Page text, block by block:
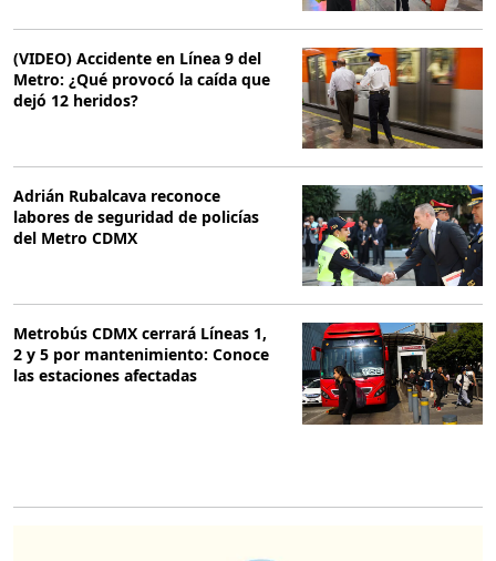
(VIDEO) Accidente en Línea 9 del
Metro: ¿Qué provocó la caída que
dejó 12 heridos?
Adrián Rubalcava reconoce
labores de seguridad de policías
del Metro CDMX
Metrobús CDMX cerrará Líneas 1,
2 y 5 por mantenimiento: Conoce
las estaciones afectadas